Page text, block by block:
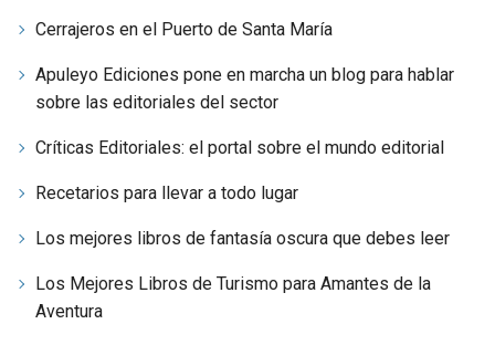
Cerrajeros en el Puerto de Santa María
Apuleyo Ediciones pone en marcha un blog para hablar
sobre las editoriales del sector
Críticas Editoriales: el portal sobre el mundo editorial
Recetarios para llevar a todo lugar
Los mejores libros de fantasía oscura que debes leer
Los Mejores Libros de Turismo para Amantes de la
Aventura